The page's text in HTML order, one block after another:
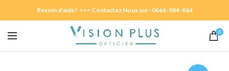
Besoin d'aide? >>> Contactez Nous sur : 0666-984-864
0